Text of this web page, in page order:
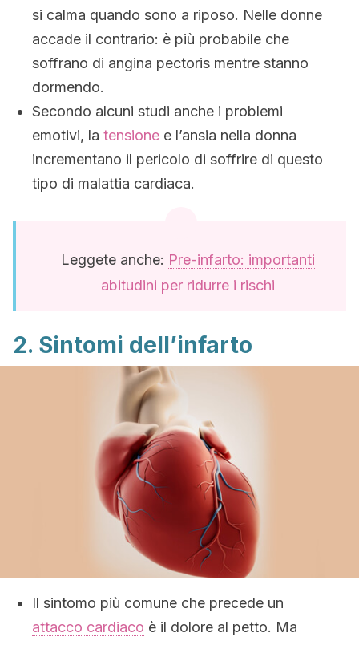
si calma quando sono a riposo. Nelle donne
accade il contrario: è più probabile che
soffrano di angina pectoris mentre stanno
dormendo.
Secondo alcuni studi anche i problemi
emotivi, la tensione e l’ansia nella donna
incrementano il pericolo di soffrire di questo
tipo di malattia cardiaca.
Leggete anche: Pre-infarto: importanti
abitudini per ridurre i rischi
2. Sintomi dell’infarto
Il sintomo più comune che precede un
attacco cardiaco è il dolore al petto. Ma